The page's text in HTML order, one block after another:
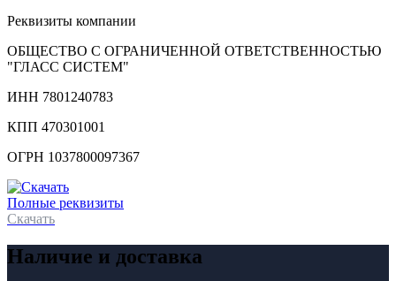
Реквизиты компании
ОБЩЕСТВО С ОГРАНИЧЕННОЙ ОТВЕТСТВЕННОСТЬЮ
"ГЛАСС СИСТЕМ"
ИНН 7801240783
КПП 470301001
ОГРН 1037800097367
Полные реквизиты
Скачать
Наличие и доставка